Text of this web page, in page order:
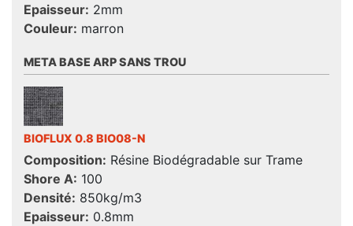
Epaisseur: 2mm
Couleur: marron
META BASE ARP SANS TROU
BIOFLUX 0.8 BIO08-N
Composition: Résine Biodégradable sur Trame
Shore A: 100
Densité: 850kg/m3
Epaisseur: 0.8mm